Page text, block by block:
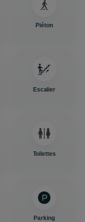
Piéton
Escalier
Toilettes
Parking